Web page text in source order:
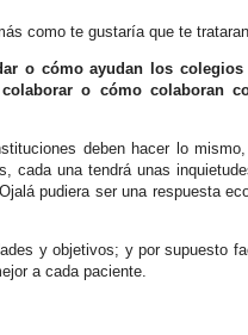
como te gustaría que te trataran
o cómo ayudan los colegios
o cómo colaboran
deben hacer lo
cada una tendrá unas
pudiera ser una respuesta
y objetivos; y por supuesto
a cada paciente.